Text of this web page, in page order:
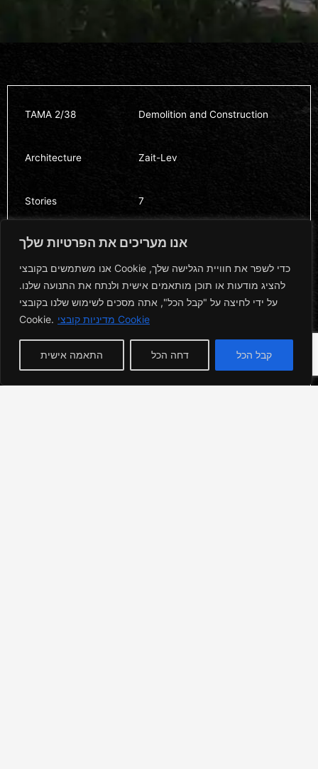
אנו מעריכים את הפרטיות שלך
אנו משתמשים בקובצי Cookie כדי לשפר את חוויית הגלישה שלך,
להציג מודעות או תוכן מותאמים אישית ולנתח את התנועה שלנו.
על ידי לחיצה על "קבל הכל", אתה מסכים לשימוש שלנו בקובצי
Cookie.
מדיניות קובצי Cookie
התאמה אישית דחה הכל קבל הכל
TAMA 2/38 Demolition and Construction
Architecture Zait-Lev
Stories 7
Apartments 14
Developer &
General
Almi Group - Premium Real Estate
Contractor Development